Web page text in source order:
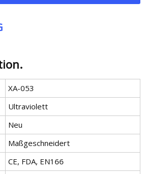
XA-053
Ultraviolett
Neu
Maßgeschneidert
CE, FDA, EN166